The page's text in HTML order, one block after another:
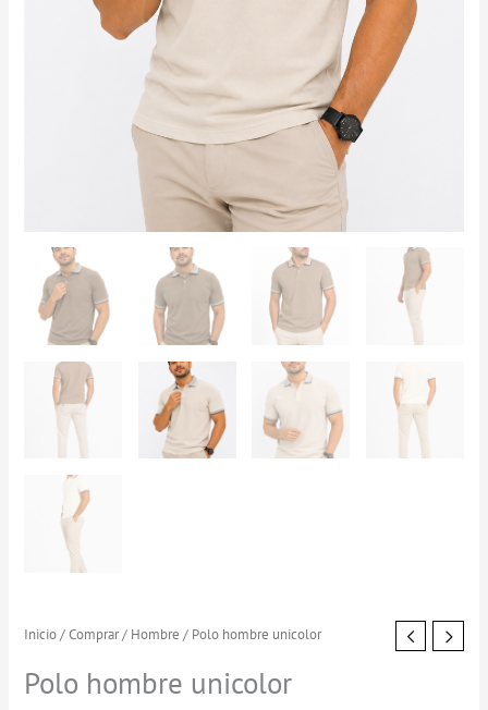
Inicio/Comprar/ Hombre / Polo hombre unicolor
Polo hombre unicolor
Polo
unicolor